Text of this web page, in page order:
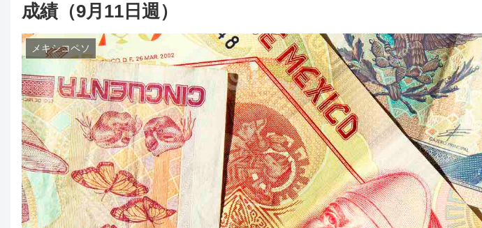
成績（9月11日週）
メキシコペソ